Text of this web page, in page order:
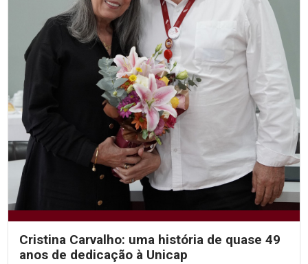
Cristina Carvalho: uma história de quase 49
anos de dedicação à Unicap